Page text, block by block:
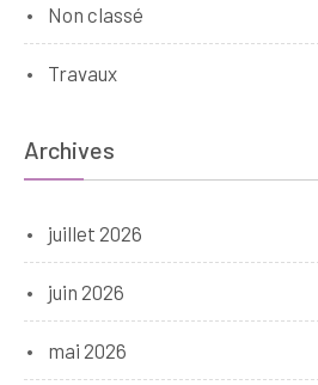
Non classé
Travaux
Archives
juillet 2026
juin 2026
mai 2026